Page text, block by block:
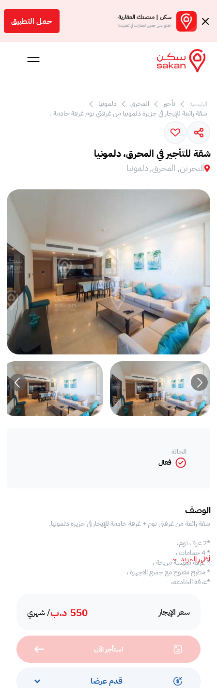
سكن | منصتك العقارية
اطلع على جميع العقارات في تطبيقنا حمل التطبيق
بالعمولة
الرئيسية تأجير المحرق
دلمونيا
شقة رائعة للإيجار في جزيرة دلمونيا من غرفتي نوم غرفة خادمة .
شقة للتأجير في المحرق، دلمونيا
البحرين, المحرق, دلمونيا
سعر الإيجار 550 د.ب/ شهري
استأجر الآن
قدم عرضا
الحالة
فعال
الوصف
شقة رائعة من غرفتي نوم + غرفة خادمة للإيجار في جزيرة دلمونيا.
*2 غرف نوم،
* 4 حمامات ،
* غرفة معيشة مريحة ،
* مطبخ مفتوح مع جميع الاجهزة ،
*غرفة الخادمة،
* جاكوزي ،
* منطقة للشواء ،
*غرفة البخار،
* صالة رياضية واحدة منفصلة للسيدات ،
أظهر المزيد